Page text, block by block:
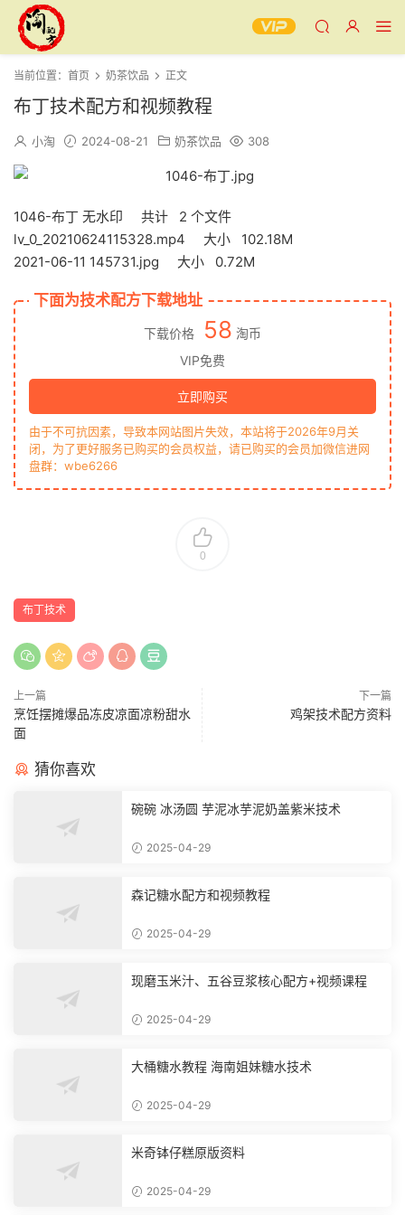
当前位置： 首页 奶茶饮品 正文
布丁技术配方和视频教程
小淘 2024-08-21 奶茶饮品 308
1046-布丁 无水印 共计 2 个文件
lv_0_20210624115328.mp4 大小 102.18M
2021-06-11 145731.jpg 大小 0.72M
下面为技术配方下载地址
下载价格 58 淘币
VIP免费
立即购买
由于不可抗因素，导致本网站图片失效，本站将于2026年9月关
闭，为了更好服务已购买的会员权益，请已购买的会员加微信进网
盘群：wbe6266
0
布丁技术
上一篇
烹饪摆摊爆品冻皮凉面凉粉甜水
面
下一篇
鸡架技术配方资料
猜你喜欢
碗碗 冰汤圆 芋泥冰芋泥奶盖紫米技术
2025-04-29
森记糖水配方和视频教程
2025-04-29
现磨玉米汁、五谷豆浆核心配方+视频课程
2025-04-29
大桶糖水教程 海南姐妹糖水技术
2025-04-29
米奇钵仔糕原版资料
2025-04-29